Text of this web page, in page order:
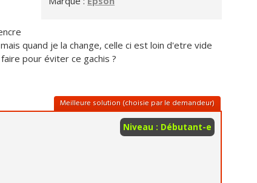
quand je la change, celle ci est loin d'etre vide
pour éviter ce gachis ?
Meilleure solution (choisie par le demandeur)
Niveau : Débutant-e